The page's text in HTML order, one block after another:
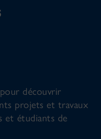
découvrir
projets et travaux
et étudiants de